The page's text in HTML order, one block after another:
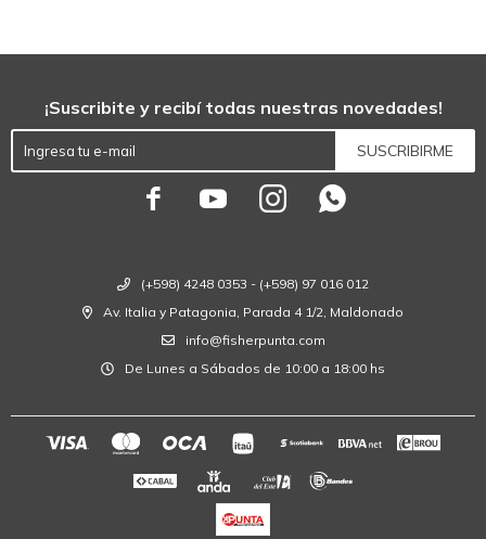
(+598) 4248 0353 - (+598) 97 016 012
Av. Italia y Patagonia, Parada 4 1/2, Maldonado
info@fisherpunta.com
De Lunes a Sábados de 10:00 a 18:00 hs
¡Suscribite y recibí todas nuestras novedades!
SUSCRIBIRME
   